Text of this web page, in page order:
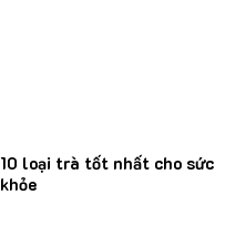
10 loại trà tốt nhất cho sức
khỏe